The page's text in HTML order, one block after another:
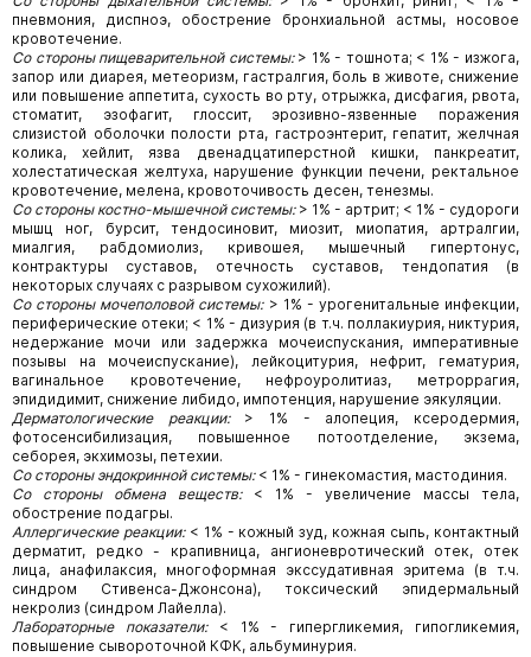
пневмония, диспноэ, обострение бронхиальной астмы, носовое
кровотечение.
Со стороны пищеварительной системы: > 1% - тошнота; < 1% - изжога,
запор или диарея, метеоризм, гастралгия, боль в животе, снижение
или повышение аппетита, сухость во рту, отрыжка, дисфагия, рвота,
стоматит, эзофагит, глоссит, эрозивно-язвенные поражения
слизистой оболочки полости рта, гастроэнтерит, гепатит, желчная
колика, хейлит, язва двенадцатиперстной кишки, панкреатит,
холестатическая желтуха, нарушение функции печени, ректальное
кровотечение, мелена, кровоточивость десен, тенезмы.
Со стороны костно-мышечной системы: > 1% - артрит; < 1% - судороги
мышц ног, бурсит, тендосиновит, миозит, миопатия, артралгии,
миалгия, рабдомиолиз, кривошея, мышечный гипертонус,
контрактуры суставов, отечность суставов, тендопатия (в
некоторых случаях с разрывом сухожилий).
Со стороны мочеполовой системы: > 1% - урогенитальные инфекции,
периферические отеки; < 1% - дизурия (в т.ч. поллакиурия, никтурия,
недержание мочи или задержка мочеиспускания, императивные
позывы на мочеиспускание), лейкоцитурия, нефрит, гематурия,
вагинальное кровотечение, нефроуролитиаз, метроррагия,
эпидидимит, снижение либидо, импотенция, нарушение эякуляции.
Дерматологические реакции: > 1% - алопеция, ксеродермия,
фотосенсибилизация, повышенное потоотделение, экзема,
себорея, экхимозы, петехии.
Со стороны эндокринной системы:< 1% - гинекомастия, мастодиния.
Со стороны обмена веществ:< 1% - увеличение массы тела,
обострение подагры.
Аллергические реакции: < 1% - кожный зуд, кожная сыпь, контактный
дерматит, редко - крапивница, ангионевротический отек, отек
лица, анафилаксия, многоформная экссудативная эритема (в т.ч.
синдром Стивенса-Джонсона), токсический эпидермальный
некролиз (синдром Лайелла).
Лабораторные показатели: < 1% - гипергликемия, гипогликемия,
повышение сывороточной КФК, альбуминурия.